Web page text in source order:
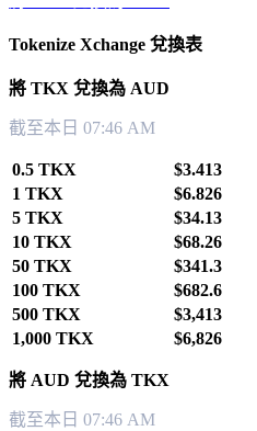
Tokenize Xchange 兌換表
將 TKX 兌換為 AUD
截至本日 07:46 AM
0.5 TKX
$3.413
1 TKX
$6.826
5 TKX
$34.13
10 TKX
$68.26
50 TKX
$341.3
100 TKX
$682.6
500 TKX
$3,413
1,000 TKX
$6,826
將 AUD 兌換為 TKX
截至本日 07:46 AM